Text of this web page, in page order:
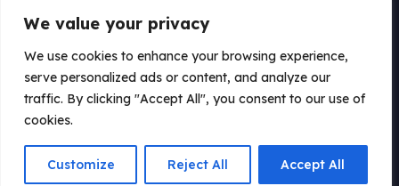
We value your privacy
We use cookies to enhance your browsing experience,
serve personalized ads or content, and analyze our
traffic. By clicking "Accept All", you consent to our use of
cookies.
Customize Reject All Accept All
© 2023 Todos los derechos reservados